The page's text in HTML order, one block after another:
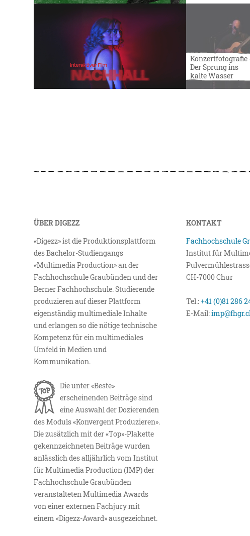
Konzertfotografie
Der Sprung ins
kalte Wasser
ÜBER DIGEZZ
«Digezz» ist die Produktionsplattform
des Bachelor-Studiengangs
«Multimedia Production» an der
Fachhochschule Graubünden und der
Berner Fachhochschule. Studierende
produzieren auf dieser Plattform
eigenständig multimediale Inhalte
und erlangen so die nötige technische
Kompetenz für ein multimediales
Umfeld in Medien und
Kommunikation.
Die unter «Beste»
erscheinenden Beiträge sind
eine Auswahl der Dozierenden
des Moduls «Konvergent Produzieren».
Die zusätzlich mit der «Top»-Plakette
gekennzeichneten Beiträge wurden
anlässlich des alljährlich vom Institut
für Multimedia Production (IMP) der
Fachhochschule Graubünden
veranstalteten Multimedia Awards
von einer externen Fachjury mit
einem «Digezz-Award» ausgezeichnet.
KONTAKT
Fachhochschule
Institut für
CH-7000 Chur
Tel.:+41 (0)81 286
E-Mail: